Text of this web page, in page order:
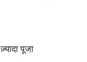
ज़्यादा पूजा